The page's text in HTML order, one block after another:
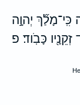
יְהוָ֣ה
כָּבֹֽוד׃ פ